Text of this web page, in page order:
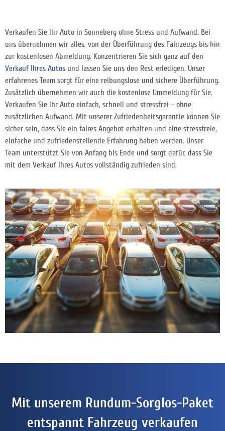
Verkaufen Sie Ihr Auto in Sonneberg ohne Stress und Aufwand. Bei
uns übernehmen wir alles, von der Überführung des Fahrzeugs bis hin
zur kostenlosen Abmeldung. Konzentrieren Sie sich ganz auf den
Verkauf Ihres Autos und lassen Sie uns den Rest erledigen. Unser
erfahrenes Team sorgt für eine reibungslose und sichere Überführung.
Zusätzlich übernehmen wir auch die kostenlose Ummeldung für Sie.
Verkaufen Sie Ihr Auto einfach, schnell und stressfrei – ohne
zusätzlichen Aufwand. Mit unserer Zufriedenheitsgarantie können Sie
sicher sein, dass Sie ein faires Angebot erhalten und eine stressfreie,
einfache und zufriedenstellende Erfahrung haben werden. Unser
Team unterstützt Sie von Anfang bis Ende und sorgt dafür, dass Sie
mit dem Verkauf Ihres Autos vollständig zufrieden sind.
Mit unserem Rundum-Sorglos-Paket
entspannt Fahrzeug verkaufen